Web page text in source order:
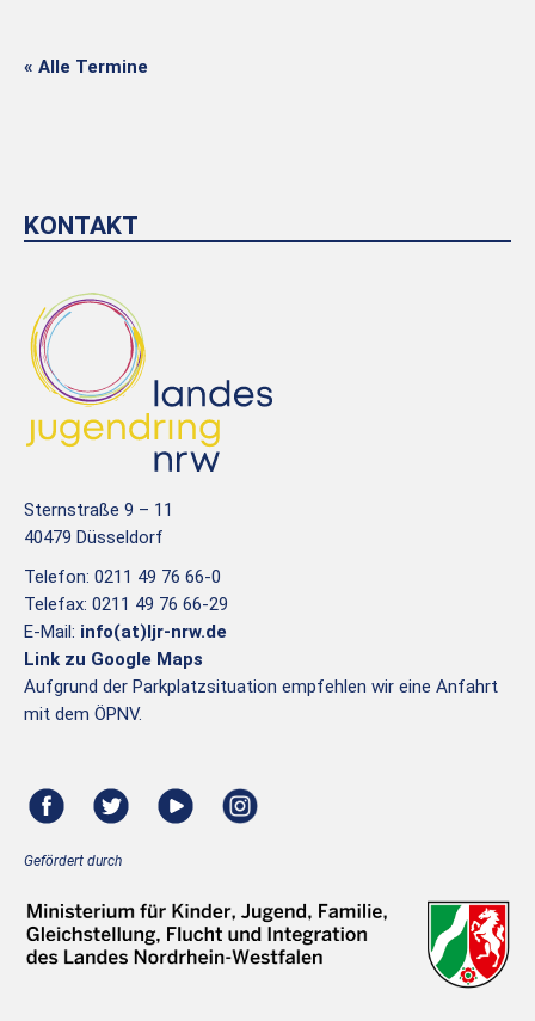
« Alle Termine
KONTAKT
Sternstraße 9 – 11
40479 Düsseldorf
Telefon: 0211 49 76 66-0
Telefax: 0211 49 76 66-29
E-Mail: info(at)ljr-nrw.de
Link zu Google Maps
Aufgrund der Parkplatzsituation empfehlen wir eine Anfahrt
mit dem ÖPNV.
Gefördert durch